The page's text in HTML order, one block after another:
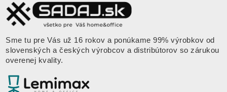
Sme tu pre Vás už 16 rokov a ponúkame 99% výrobkov od
slovenských a českých výrobcov a distribútorov so zárukou
overenej kvality.